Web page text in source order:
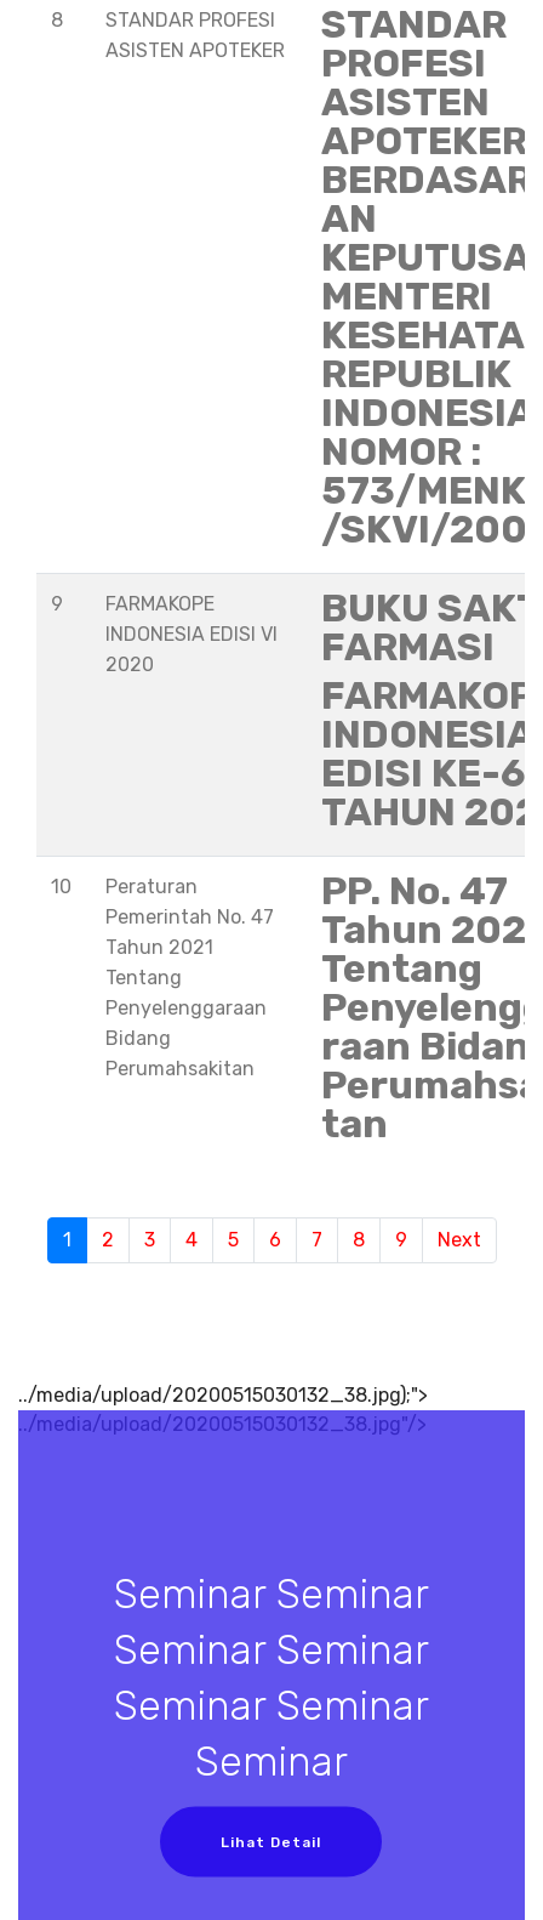
8
STANDAR PROFESI
ASISTEN APOTEKER
STANDAR
PROFESI
ASISTEN
APOTEKER
AN
MENTERI
REPUBLIK
INDONESIA
NOMOR :
573/
/SKVI/
9
FARMAKOPE
INDONESIA EDISI VI
2020
BUKU
FARMASI
INDONESIA
EDISI KE-6
TAHUN
10
Peraturan
Pemerintah No. 47
Tahun 2021
Tentang
Penyelenggaraan
Bidang
Perumahsakitan
PP. No. 47
Tahun
Tentang
raan
tan
1 (current)
2 3 4 5 6 7 8 9 Next
../media/upload/20200515030132_38.jpg);">
../media/upload/20200515030132_38.jpg"/>
Seminar Seminar
Seminar Seminar
Seminar Seminar
Seminar
Lihat Detail